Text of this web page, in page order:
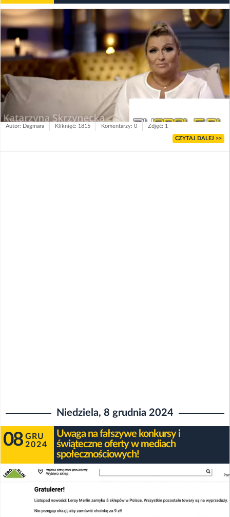
Autor: Dagmara Kliknięć: 1815 Komentarzy: 0 Zdjęć: 1
CZYTAJ DALEJ >>
Niedziela, 8 grudnia 2024
08 GRU
2024
Uwaga na fałszywe konkursy i
świąteczne oferty w mediach
społecznościowych!